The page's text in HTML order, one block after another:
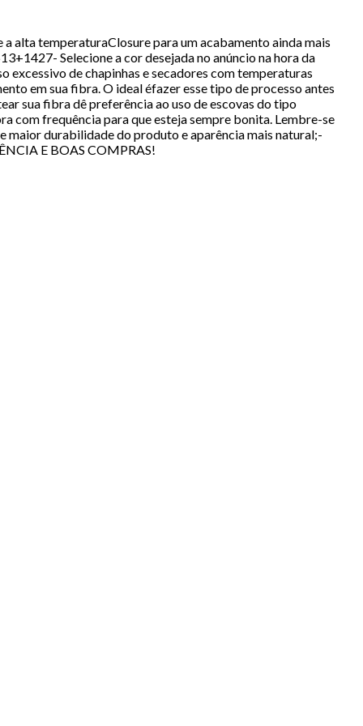
alta temperaturaClosure para um acabamento ainda mais
Selecione a cor desejada no anúncio na hora da
de chapinhas e secadores com temperaturas
em sua fibra. O ideal éfazer esse tipo de processo antes
sua fibra dê preferência ao uso de escovas do tipo
com frequência para que esteja sempre bonita. Lembre-se
maior durabilidade do produto e aparência mais natural;-
E BOAS COMPRAS!